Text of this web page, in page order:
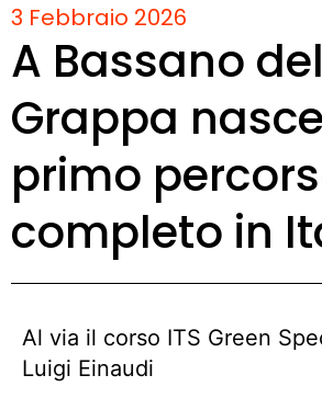
3 Febbraio 2026
A Bassano del
Grappa
primo
completo in
Al via il corso ITS Green
Luigi Einaudi